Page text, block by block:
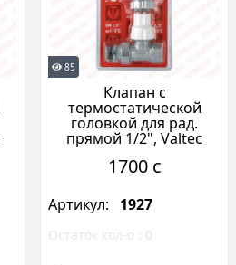
85
Клапан с
термостатической
головкой для рад.
прямой 1/2", Valtec
1700 c
Артикул: 1927
Остаток кол-о : 0